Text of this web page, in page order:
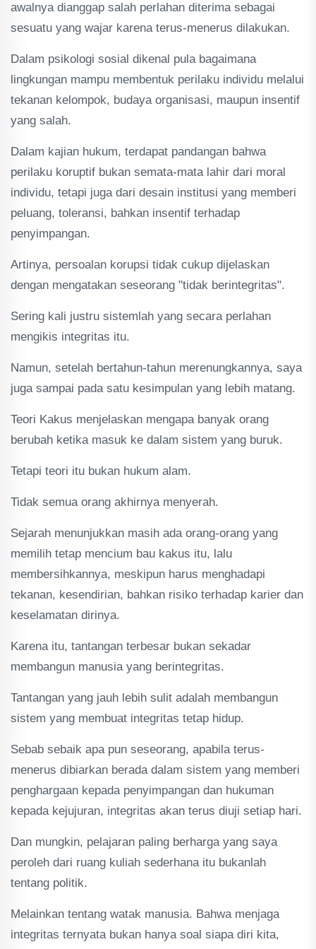
awalnya dianggap salah perlahan diterima sebagai
sesuatu yang wajar karena terus-menerus dilakukan.
Dalam psikologi sosial dikenal pula bagaimana
lingkungan mampu membentuk perilaku individu melalui
tekanan kelompok, budaya organisasi, maupun insentif
yang salah.
Dalam kajian hukum, terdapat pandangan bahwa
perilaku koruptif bukan semata-mata lahir dari moral
individu, tetapi juga dari desain institusi yang memberi
peluang, toleransi, bahkan insentif terhadap
penyimpangan.
Artinya, persoalan korupsi tidak cukup dijelaskan
dengan mengatakan seseorang "tidak berintegritas".
Sering kali justru sistemlah yang secara perlahan
mengikis integritas itu.
Namun, setelah bertahun-tahun merenungkannya, saya
juga sampai pada satu kesimpulan yang lebih matang.
Teori Kakus menjelaskan mengapa banyak orang
berubah ketika masuk ke dalam sistem yang buruk.
Tetapi teori itu bukan hukum alam.
Tidak semua orang akhirnya menyerah.
Sejarah menunjukkan masih ada orang-orang yang
memilih tetap mencium bau kakus itu, lalu
membersihkannya, meskipun harus menghadapi
tekanan, kesendirian, bahkan risiko terhadap karier dan
keselamatan dirinya.
Karena itu, tantangan terbesar bukan sekadar
membangun manusia yang berintegritas.
Tantangan yang jauh lebih sulit adalah membangun
sistem yang membuat integritas tetap hidup.
Sebab sebaik apa pun seseorang, apabila terus-
menerus dibiarkan berada dalam sistem yang memberi
penghargaan kepada penyimpangan dan hukuman
kepada kejujuran, integritas akan terus diuji setiap hari.
Dan mungkin, pelajaran paling berharga yang saya
peroleh dari ruang kuliah sederhana itu bukanlah
tentang politik.
Melainkan tentang watak manusia. Bahwa menjaga
integritas ternyata bukan hanya soal siapa diri kita,